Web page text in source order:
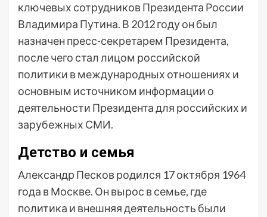
ключевых сотрудников Президента России
Владимира Путина. В 2012 году он был
назначен пресс-секретарем Президента,
после чего стал лицом российской
политики в международных отношениях и
основным источником информации о
деятельности Президента для российских и
зарубежных СМИ.
Детство и семья
Александр Песков родился 17 октября 1964
года в Москве. Он вырос в семье, где
политика и внешняя деятельность были